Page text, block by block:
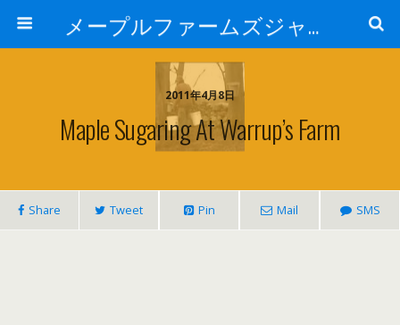
メープルファームズジャパン
2011年4月8日
Maple Sugaring At Warrup’s Farm
Share Tweet Pin Mail SMS